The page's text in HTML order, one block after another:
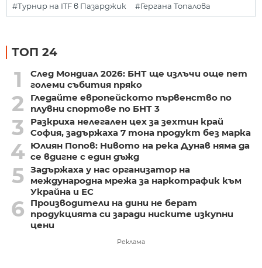
#Турнир на ITF в Пазарджик #Гергана Топалова
ТОП 24
1
След Мондиал 2026: БНТ ще излъчи още пет
големи събития пряко
2
Гледайте европейското първенство по
плувни спортове по БНТ 3
3
Разкриха нелегален цех за зехтин край
София, задържаха 7 тона продукт без марка
4 Юлиян Попов: Нивото на река Дунав няма да
се вдигне с един дъжд
5 Задържаха у нас организатор на
международна мрежа за наркотрафик към
Украйна и ЕС
6
Производители на дини не берат
продукцията си заради ниските изкупни
цени
Реклама